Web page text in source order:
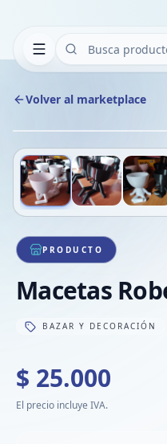
Volver al marketplace
1/5
PRODUCTO
Macetas
BAZAR Y DECORACIÓN
$ 25.000
El precio incluye IVA.